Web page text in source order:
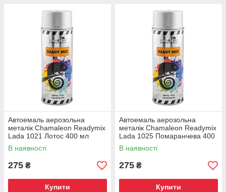
Автоемаль аерозольна
металік Chamaleon Readymix
Lada 1021 Лотос 400 мл
В наявності
275 ₴
Купити
Автоемаль аерозольна
металік Chamaleon Readymix
Lada 1025 Помаранчева 400
мл
В наявності
275 ₴
Купити